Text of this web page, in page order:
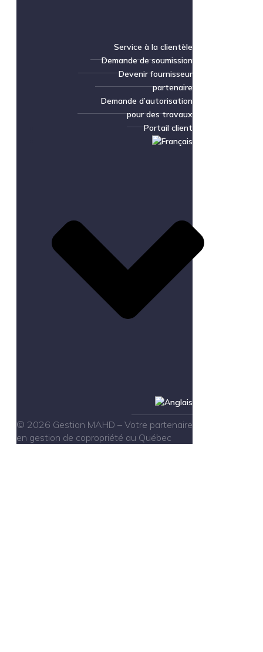
Service à la clientèle
Demande de soumission
Devenir fournisseur
partenaire
Demande d’autorisation
pour des travaux
Portail client
© 2026 Gestion MAHD – Votre partenaire
en gestion de copropriété au Québec